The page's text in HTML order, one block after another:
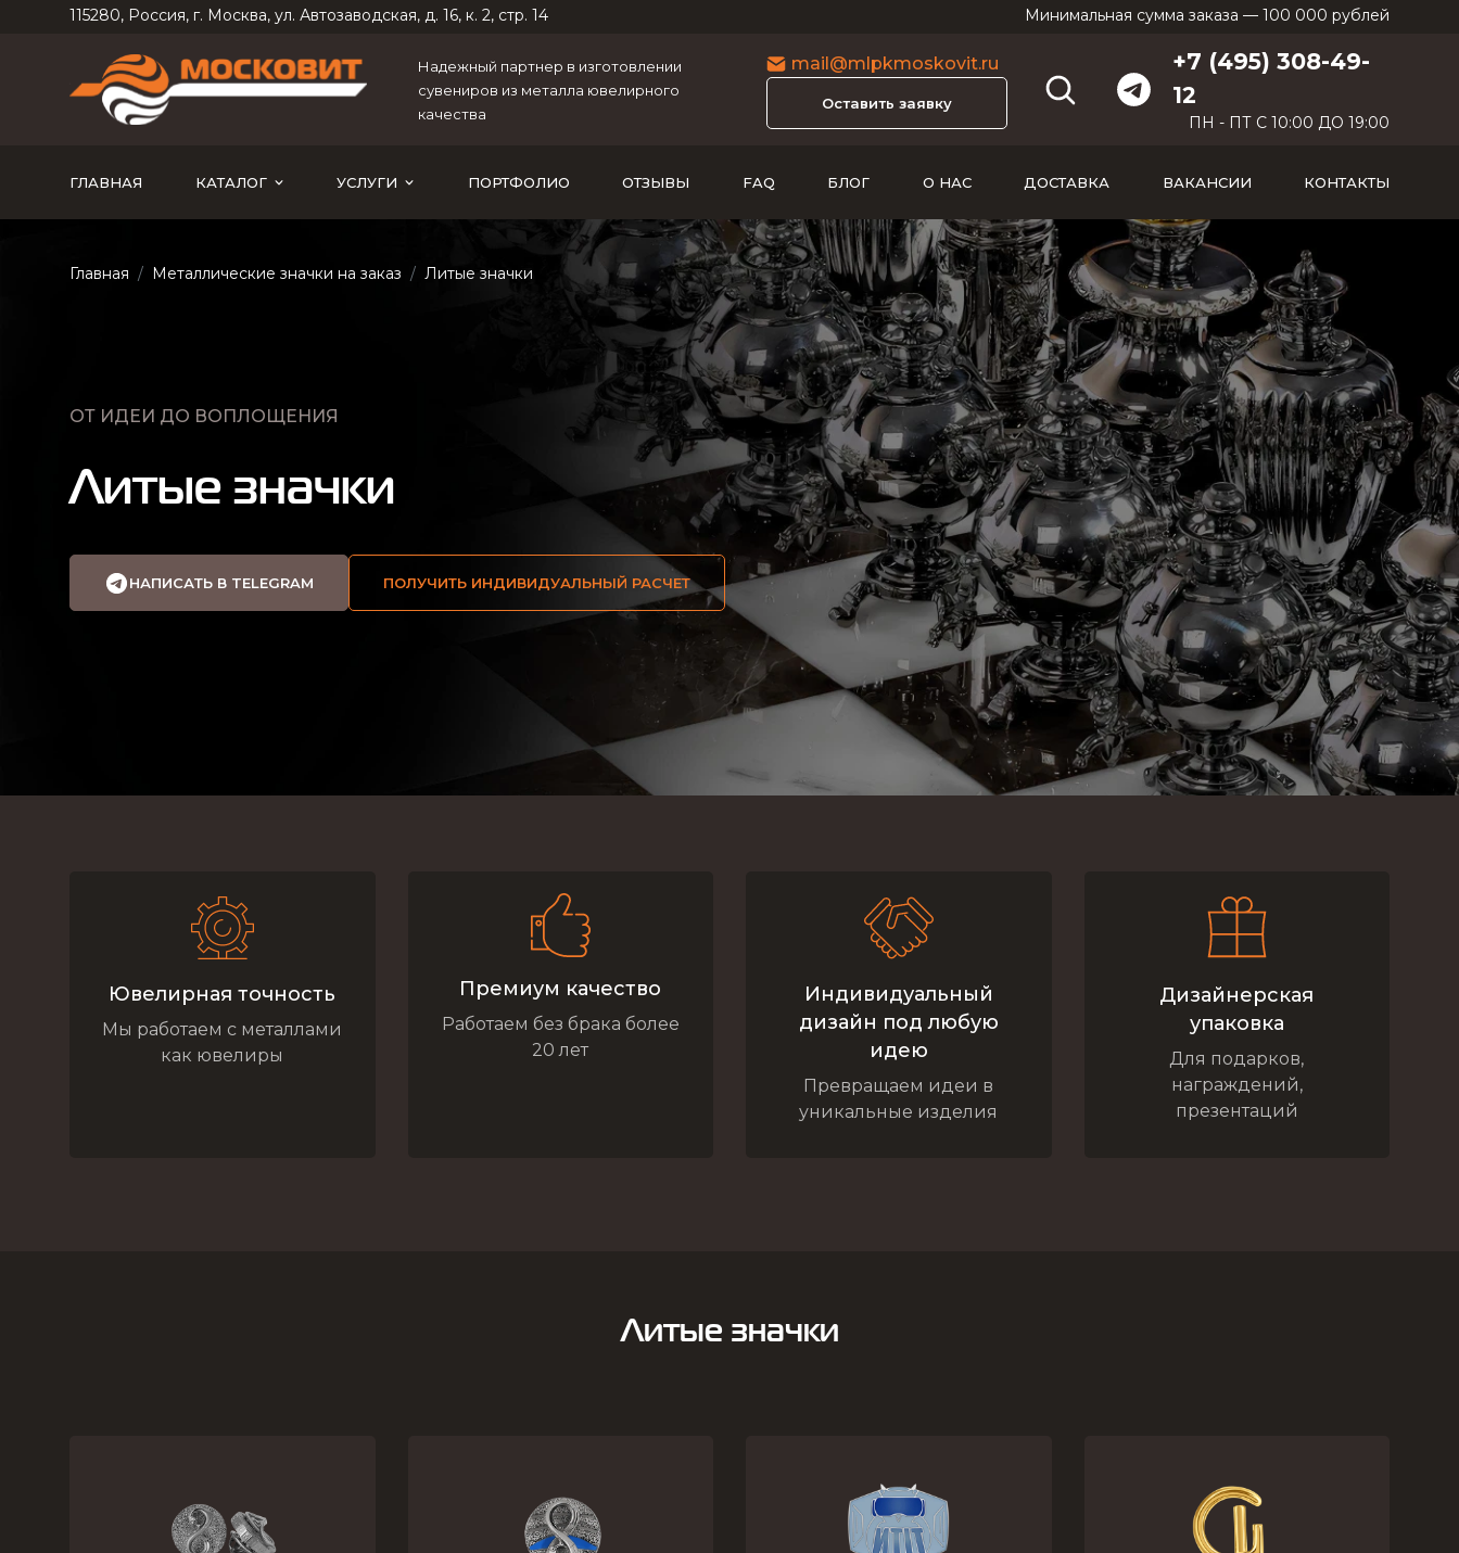
115280, Россия, г. Москва, ул. Автозаводская, д. 16, к. 2, стр. 14 Минимальная сумма заказа — 100 000 рублей
Надежный партнер в изготовлении
сувениров из металла ювелирного
качества
mail@mlpkmoskovit.ru
Оставить заявку
+7 (495) 308-49-
12
ПН - ПТ С 10:00 ДО 19:00
ГЛАВНАЯ КАТАЛОГ УСЛУГИ ПОРТФОЛИО ОТЗЫВЫ FAQ БЛОГ О НАС ДОСТАВКА ВАКАНСИИ КОНТАКТЫ
Главная Металлические значки на заказ Литые значки
ОТ ИДЕИ ДО ВОПЛОЩЕНИЯ
Литые значки
НАПИСАТЬ В TELEGRAM ПОЛУЧИТЬ ИНДИВИДУАЛЬНЫЙ РАСЧЕТ
Ювелирная точность
Мы работаем с металлами
как ювелиры
Премиум качество
Работаем без брака более
20 лет
Индивидуальный
дизайн под любую
идею
Превращаем идеи в
уникальные изделия
Дизайнерская
упаковка
Для подарков,
награждений,
презентаций
Литые значки